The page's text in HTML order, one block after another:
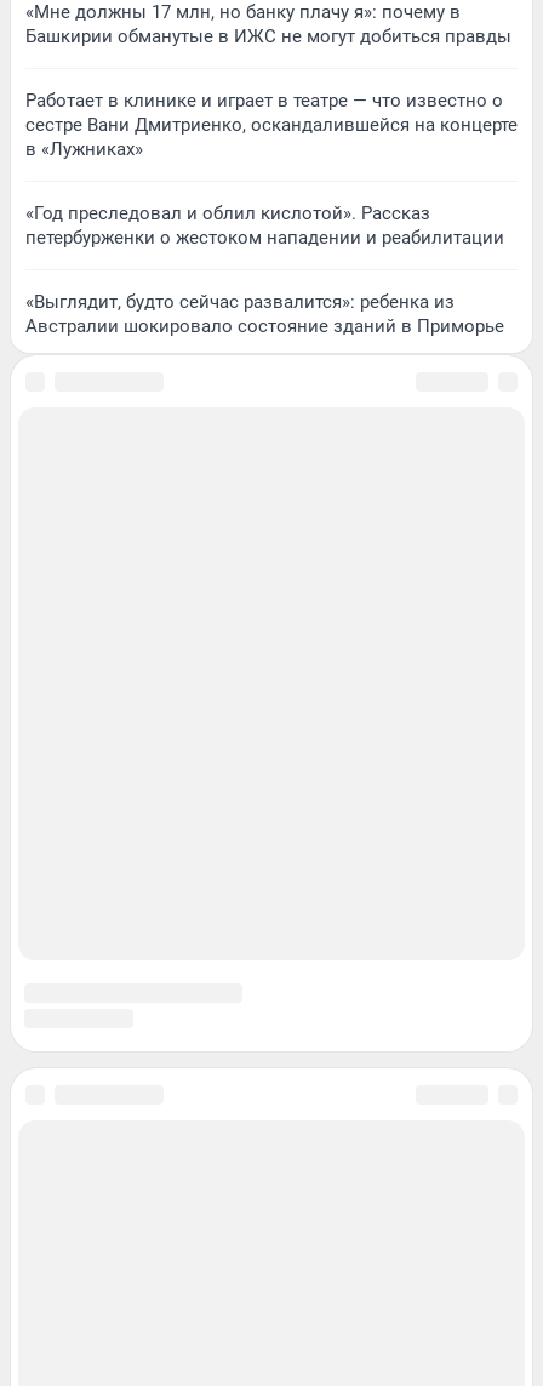
«Мне должны 17 млн, но банку плачу я»: почему в
Башкирии обманутые в ИЖС не могут добиться правды
Работает в клинике и играет в театре — что известно о
сестре Вани Дмитриенко, оскандалившейся на концерте
в «Лужниках»
«Год преследовал и облил кислотой». Рассказ
петербурженки о жестоком нападении и реабилитации
«Выглядит, будто сейчас развалится»: ребенка из
Австралии шокировало состояние зданий в Приморье